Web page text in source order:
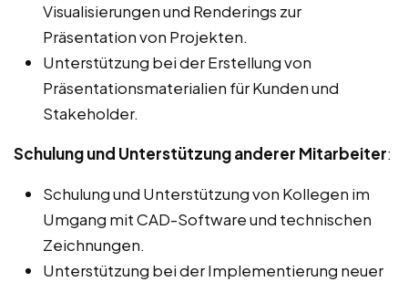
Visualisierungen und Renderings zur
Präsentation von Projekten.
Unterstützung bei der Erstellung von
Präsentationsmaterialien für Kunden und
Stakeholder.
Schulung und Unterstützung anderer Mitarbeiter:
Schulung und Unterstützung von Kollegen im
Umgang mit CAD-Software und technischen
Zeichnungen.
Unterstützung bei der Implementierung neuer